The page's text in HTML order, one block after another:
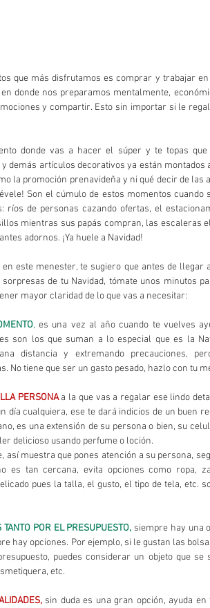
que más disfrutamos es comprar y trabajar
donde nos preparamos mentalmente,
y compartir. Esto sin importar si le
donde vas a hacer el súper y te topas
demás artículos decorativos ya están montados
la promoción prenavideña y ni qué decir de las
Son el cúmulo de estos momentos cuando
ríos de personas cazando ofertas, el
mientras sus papás compran, las escaleras
adornos. ¡Ya huele a Navidad!
este menester, te sugiero que antes de llegar
de tu Navidad, tómate unos minutos
mayor claridad de lo que vas a necesitar:
, es una vez al año cuando te vuelves
son los que suman a lo especial que es la
distancia y extremando precauciones,
No tiene que ser un gasto pesado, hazlo con tu
PERSONA a la que vas a regalar ese lindo
día cualquiera, ese te dará indicios de un buen
es una extensión de su persona o bien, su
delicioso usando perfume o loción.
así muestra que pones atención a su persona,
es tan cercana, evita opciones como ropa,
pues la talla, el gusto, el tipo de tela, etc.
POR EL PRESUPUESTO, siempre hay una
hay opciones. Por ejemplo, si le gustan las
puedes considerar un objeto que
etc.
sin duda es una gran opción, ayuda